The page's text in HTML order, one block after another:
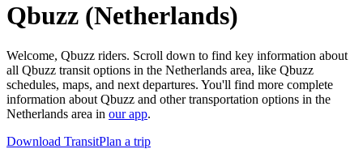
Qbuzz (Netherlands)
Welcome, Qbuzz riders. Scroll down to find key information about
all Qbuzz transit options in the Netherlands area, like Qbuzz
schedules, maps, and next departures. You'll find more complete
information about Qbuzz and other transportation options in the
Netherlands area in our app.
Download TransitPlan a trip